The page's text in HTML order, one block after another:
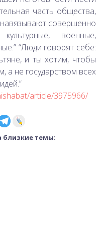
часть общества,
совершенно
военные,
“Люди говорят себе:
и ты хотим, чтобы
а не государством всех
article/3975966/
близкие темы: